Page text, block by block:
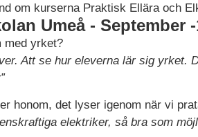
om kurserna Praktisk Ellära och
Umeå - September
med yrket?
Att se hur eleverna lär sig yrket.
honom, det lyser igenom när vi
elektriker, så bra som